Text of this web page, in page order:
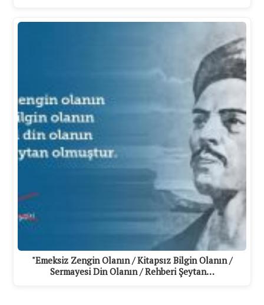
"Emeksiz Zengin Olanın / Kitapsız Bilgin Olanın /
Sermayesi Din Olanın / Rehberi Şeytan…